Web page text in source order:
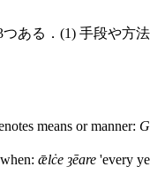
ある．(1) 手段や方
means or manner:
ǣlċe ȝēare 'every